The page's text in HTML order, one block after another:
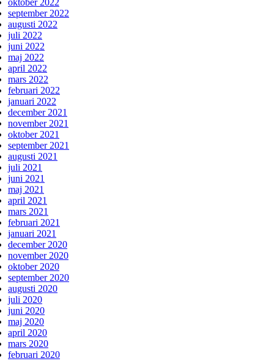
september 2022
augusti 2022
juli 2022
juni 2022
maj 2022
april 2022
mars 2022
februari 2022
januari 2022
december 2021
november 2021
oktober 2021
september 2021
augusti 2021
juli 2021
juni 2021
maj 2021
april 2021
mars 2021
februari 2021
januari 2021
december 2020
november 2020
oktober 2020
september 2020
augusti 2020
juli 2020
juni 2020
maj 2020
april 2020
mars 2020
februari 2020